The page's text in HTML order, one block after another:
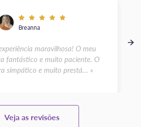
Breanna
maravilhosa! O meu
fantástico e muito paciente. O
simpático e muito prestá... »
Veja as revisões